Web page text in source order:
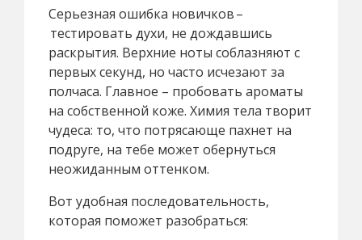
Серьезная ошибка новичков –
тестировать духи, не дождавшись
раскрытия. Верхние ноты соблазняют с
первых секунд, но часто исчезают за
полчаса. Главное – пробовать ароматы
на собственной коже. Химия тела творит
чудеса: то, что потрясающе пахнет на
подруге, на тебе может обернуться
неожиданным оттенком.
Вот удобная последовательность,
которая поможет разобраться: